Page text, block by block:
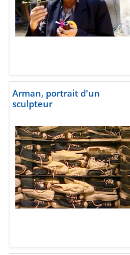
Arman, portrait d'un
sculpteur